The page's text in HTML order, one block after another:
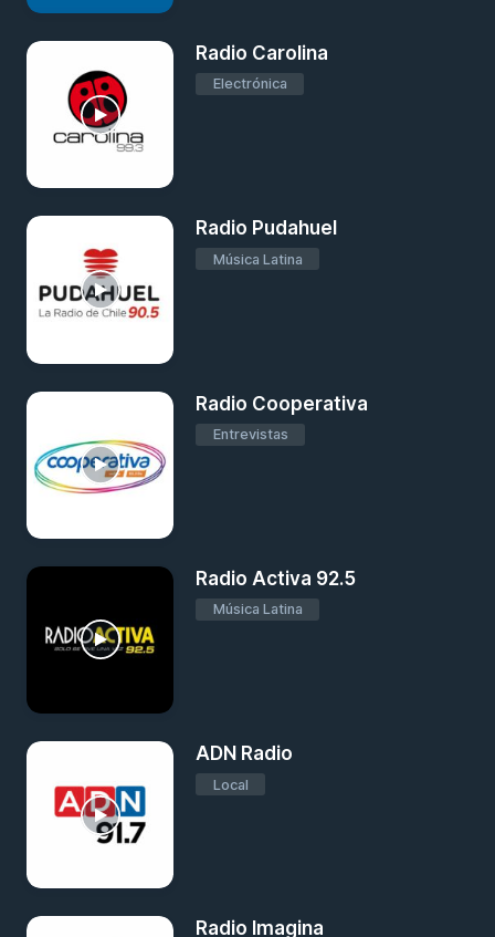
Radio Carolina
Electrónica
Radio Pudahuel
Música Latina
Radio Cooperativa
Entrevistas
Radio Activa 92.5
Música Latina
ADN Radio
Local
Radio Imagina